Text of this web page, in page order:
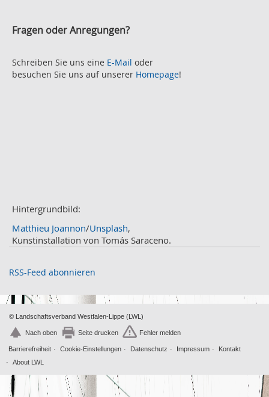
Oktober 2
August 2
Juli 2
November 2
Oktober
September 2
August
Mai 2
Februar
Januar 1
2019
Dezember 2
Fragen oder Anregungen?
Schreiben Sie uns eine E-Mail oder
besuchen Sie uns auf unserer Homepage!
Hintergrundbild:
Matthieu Joannon/Unsplash,
Kunstinstallation von Tomás Saraceno.
RSS-Feed abonnieren
© Landschaftsverband Westfalen-Lippe (LWL)
Nach oben Seite drucken Fehler melden
Barrierefreiheit Cookie-Einstellungen Datenschutz Impressum
Kontakt
About LWL